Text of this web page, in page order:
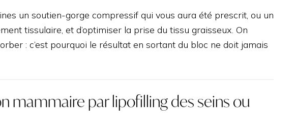
un soutien-gorge compressif qui vous aura été prescrit, ou un
tissulaire, et d’optimiser la prise du tissu graisseux. On
: c’est pourquoi le résultat en sortant du bloc ne doit jamais
mammaire par lipofilling des seins ou